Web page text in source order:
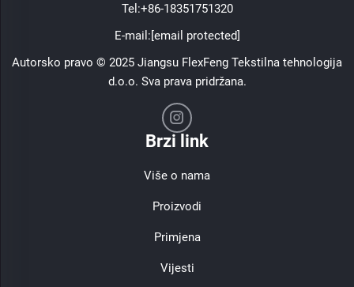
Tel:+86-18351751320
E-mail:[email protected]
Autorsko pravo © 2025 Jiangsu FlexFeng Tekstilna tehnologija
d.o.o. Sva prava pridržana.
Brzi link
Više o nama
Proizvodi
Primjena
Vijesti